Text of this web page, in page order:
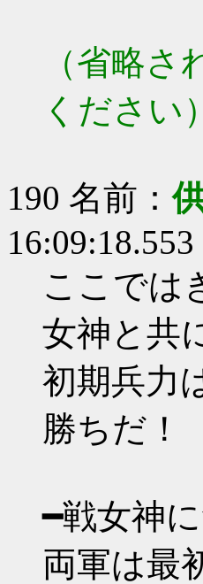
（省略
ください）
190 名前：
ここでは
女神と共
初期兵力
勝ちだ！
━戦女神
両軍は最